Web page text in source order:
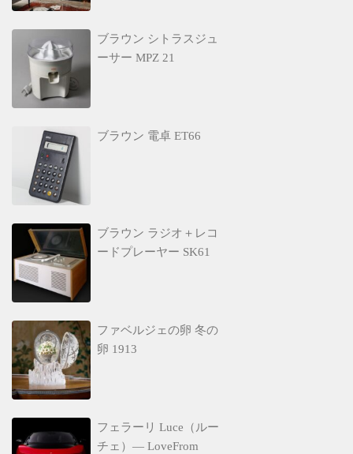
ブラウン シトラスジュ
ーサー MPZ 21
ブラウン 電卓 ET66
ブラウン ラジオ＋レコ
ードプレーヤー SK61
ファベルジェの卵 冬の
卵 1913
フェラーリ Luce（ルー
チェ）— LoveFrom